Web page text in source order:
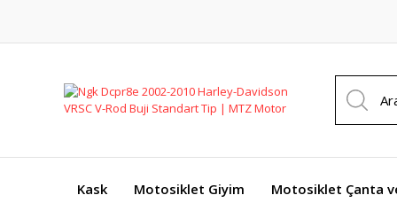
Kask Motosiklet Giyim Motosiklet Çanta